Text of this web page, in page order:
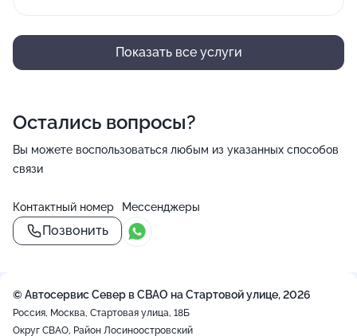
Показать все услуги
Остались вопросы?
Вы можете воспользоваться любым из указанных способов
связи
Контактный номер
Позвонить
Мессенджеры
© Автосервис Север в СВАО на Стартовой улице, 2026
Россия, Москва, Стартовая улица, 18Б
Округ СВАО, Район Лосиноостровский